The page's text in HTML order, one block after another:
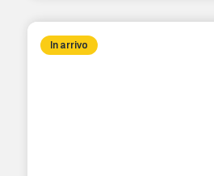
In arrivo